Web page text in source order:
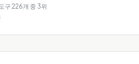
구 226개 중 3위